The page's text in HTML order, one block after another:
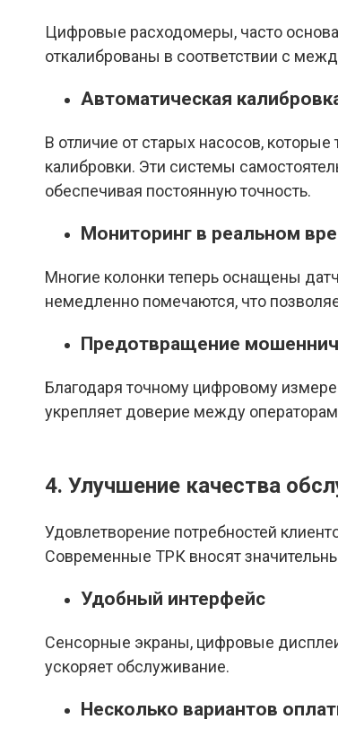
Цифровые расходомеры, часто
откалиброваны в соответствии с
Автоматическая
В отличие от старых насосов,
калибровки. Эти системы
обеспечивая постоянную точность.
Мониторинг в реальном
Многие колонки теперь оснащены
немедленно помечаются, что
Предотвращение
Благодаря точному цифровому
укрепляет доверие между
4. Улучшение качества
Удовлетворение потребностей
Современные ТРК вносят
Удобный интерфейс
Сенсорные экраны, цифровые
ускоряет обслуживание.
Несколько вариантов